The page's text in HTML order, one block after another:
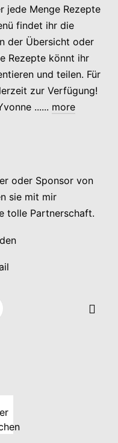
jede Menge Rezepte
findet ihr die
der Übersicht oder
Rezepte könnt ihr
und teilen. Für
zur Verfügung!
...... more
oder Sponsor von
sie mit mir
tolle Partnerschaft.